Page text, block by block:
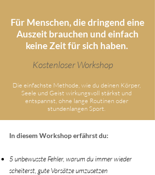
Für Menschen, die dringend eine
Auszeit brauchen und einfach
keine Zeit für sich haben.
Kostenloser Workshop
Die einfachste Methode, wie du deinen Körper,
Seele und Geist wirkungsvoll stärkst und
entspannst, ohne lange Routinen oder
stundenlangen Sport.
In diesem Workshop erfährst du:
5 unbewusste Fehler, warum du immer wieder
scheiterst, gute Vorsätze umzusetzen